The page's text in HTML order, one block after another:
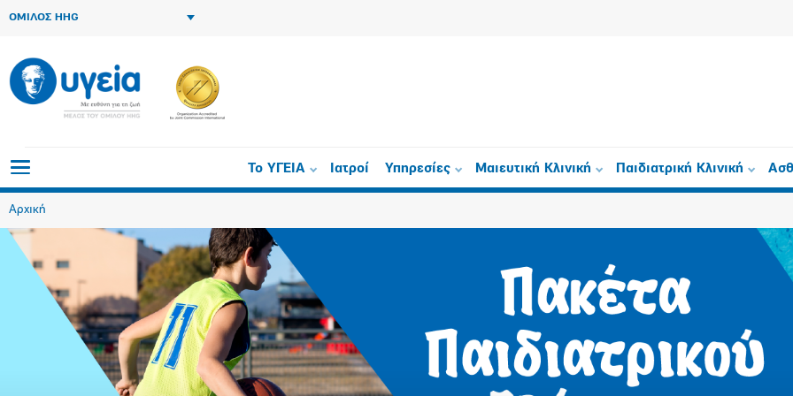
ΟΜΙΛΟΣ HHG
Το ΥΓΕΙΑ Ιατροί Υπηρεσίες Μαιευτική Κλινική Παιδιατρική Κλινική
Αρχική